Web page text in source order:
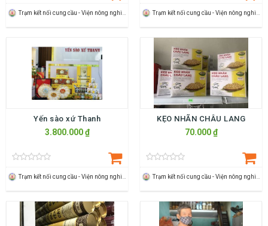
Yến sào xứ Thanh
3.800.000 ₫
KẸO NHÃN CHÂU LANG
70.000 ₫